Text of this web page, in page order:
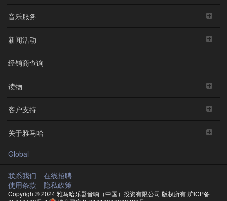
音乐服务
新闻活动
经销商查询
读物
客户支持
关于雅马哈
Global
联系我们
在线招聘
使用条款
隐私政策
Copyright© 2024 雅马哈乐器音响（中国）投资有限公司 版权所有沪ICP备